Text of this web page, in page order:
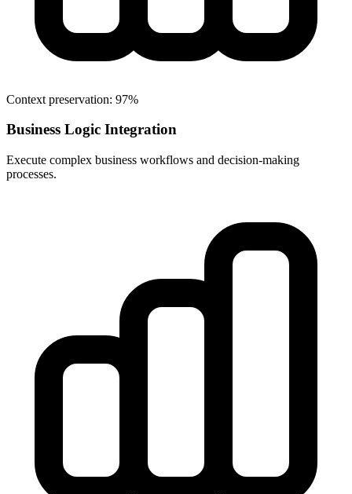
Context preservation: 97%
Business Logic Integration
Execute complex business workflows and decision-making
processes.